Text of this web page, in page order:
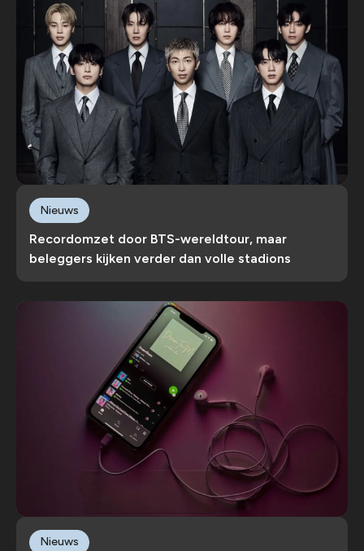
Recordomzet door BTS-wereldtour, maar
beleggers kijken verder dan volle stadions
Nieuws
Nieuws